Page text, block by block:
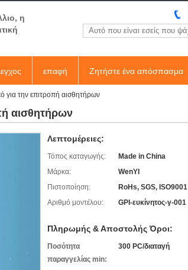
η
επαφή Ζητήστε ένα απόσπασμα
για την επιτροπή αισθητήρων
αισθητήρων
Λεπτομέρειες:
Τόπος καταγωγής:
Made in China
Μάρκα:
WenYI
Πιστοποίηση:
RoHs, SGS, ISO9001
Αριθμό μοντέλου:
GPI-ευκίνητος-γ-001
Πληρωμής & Αποστολής Όροι:
Ποσότητα
παραγγελίας min:
300 PC/διαταγή